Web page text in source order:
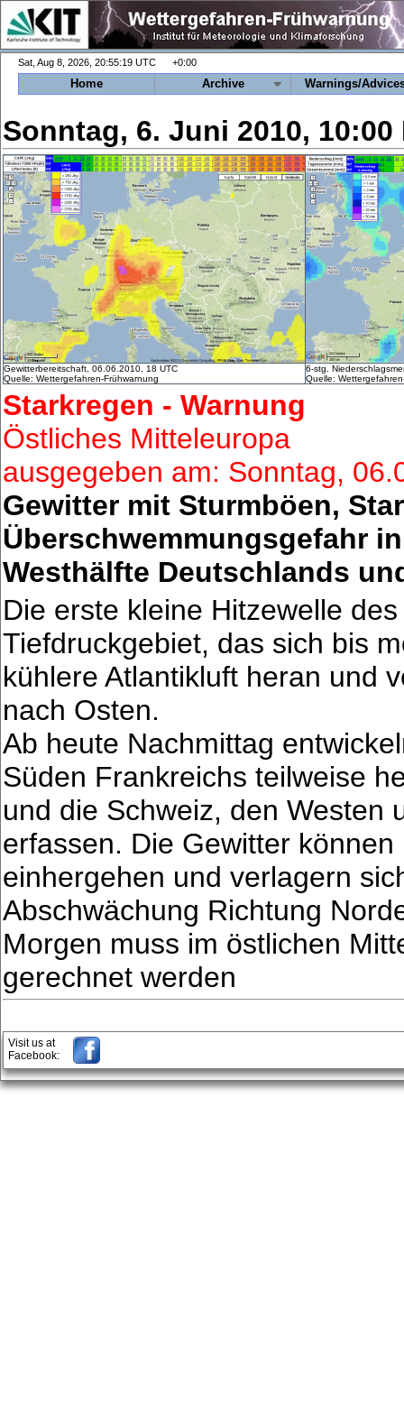
+0:00
Home Archive Warnings/
Sonntag, 6. Juni 2010, 10:00
Gewitterbereitschaft, 06.06.2010, 18 UTC
Quelle: Wettergefahren-Frühwarnung
6-stg.
Quelle:
Starkregen - Warnung
Östliches Mitteleuropa
ausgegeben am: Sonntag,
Gewitter mit Sturmböen,
Überschwemmungsgefahr
Westhälfte Deutschlands
Die erste kleine Hitzewelle
Tiefdruckgebiet, das sich bis
kühlere Atlantikluft heran und
nach Osten.
Ab heute Nachmittag
Süden Frankreichs teilweise
und die Schweiz, den Westen
erfassen. Die Gewitter
einhergehen und verlagern
Abschwächung Richtung
Morgen muss im östlichen
gerechnet werden
Visit us at
Facebook: